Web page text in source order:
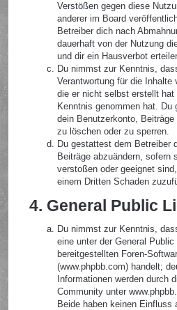
Verstößen gegen diese
anderer im Board
Betreiber dich nach
dauerhaft von der Nutzung
und dir ein Hausverbot
Du nimmst zur Kenntnis,
Verantwortung für die Inhalte
die er nicht selbst erstellt hat
Kenntnis genommen hat. Du
dein Benutzerkonto,
zu löschen oder zu sperren.
Du gestattest dem Betreiber
Beiträge abzuändern, sofern
verstoßen oder geeignet
einem Dritten Schaden
4. General Public
Du nimmst zur Kenntnis,
eine unter der General
bereitgestellten Foren-
(www.phpbb.com) handelt;
Informationen werden durch
Community unter
Beide haben keinen Einfluss